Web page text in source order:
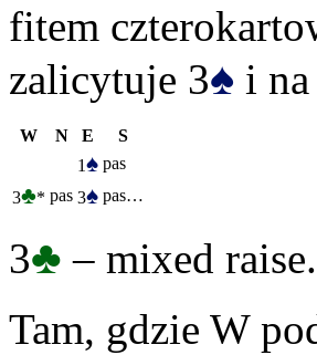
fitem
zalicytuje 3♠ i
W N E
S
1♠ pas
3♣* pas 3♠ pas…
3♣ – mixed raise.
Tam, gdzie W